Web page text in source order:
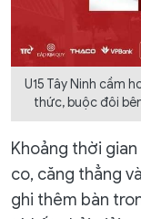
U15 Tây Ninh cầm
thức, buộc đôi
Khoảng thời
co, căng thẳng
ghi thêm bàn